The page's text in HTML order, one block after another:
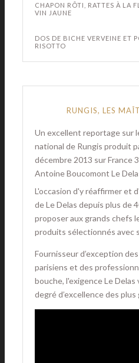
CHAPON RÔTI, RATTES À LA
VIN JAUNE
DOS DE BICHE VERVEINE ET
RISOTTO
RUNGIS, LES
Un excellent reportage sur
national de Rungis produit
décembre 2013 sur France
Antoine Boucomont Le
L'occasion d'y réaffirmer et
de Le Delas depuis plus de
proposer aux grands chefs
produits sélectionnés avec
Fournisseur d’exception
parisiens et des
bouche, l'exigence Le
degré d’excellence des